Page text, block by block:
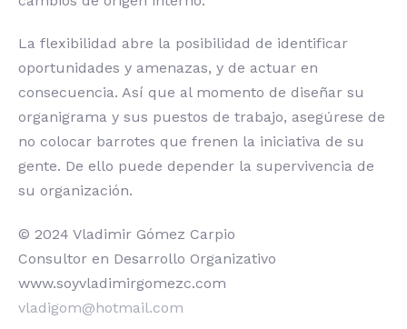
La flexibilidad abre la posibilidad de identificar
oportunidades y amenazas, y de actuar en
consecuencia. Así que al momento de diseñar su
organigrama y sus puestos de trabajo, asegúrese de
no colocar barrotes que frenen la iniciativa de su
gente. De ello puede depender la supervivencia de
su organización.
© 2024 Vladimir Gómez Carpio
Consultor en Desarrollo Organizativo
www.soyvladimirgomezc.com
vladigom@hotmail.com